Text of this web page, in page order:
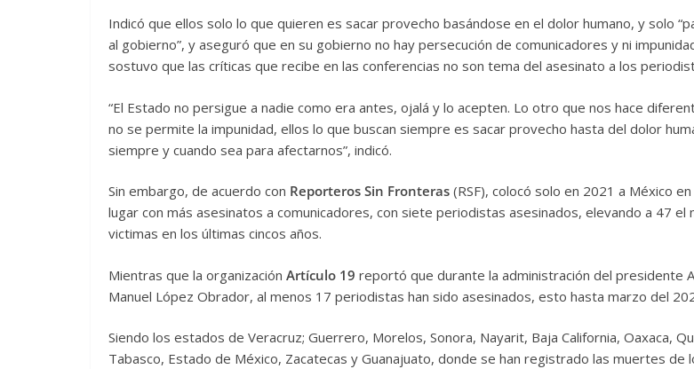
Indicó que ellos solo lo que quieren es sacar provecho basándose en el dolor humano, y solo
al gobierno”, y aseguró que en su gobierno no hay persecución de comunicadores y ni
sostuvo que las críticas que recibe en las conferencias no son tema del asesinato a los
“El Estado no persigue a nadie como era antes, ojalá y lo acepten. Lo otro que nos hace
no se permite la impunidad, ellos lo que buscan siempre es sacar provecho hasta del dolor
siempre y cuando sea para afectarnos”, indicó.
Sin embargo, de acuerdo con Reporteros Sin Fronteras (RSF), colocó solo en 2021 a México
lugar con más asesinatos a comunicadores, con siete periodistas asesinados, elevando a 47 el
victimas en los últimas cincos años.
Mientras que la organización Artículo 19 reportó que durante la administración del presidente
Manuel López Obrador, al menos 17 periodistas han sido asesinados, esto hasta marzo del
Siendo los estados de Veracruz; Guerrero, Morelos, Sonora, Nayarit, Baja California, Oaxaca,
Tabasco, Estado de México, Zacatecas y Guanajuato, donde se han registrado las muertes de